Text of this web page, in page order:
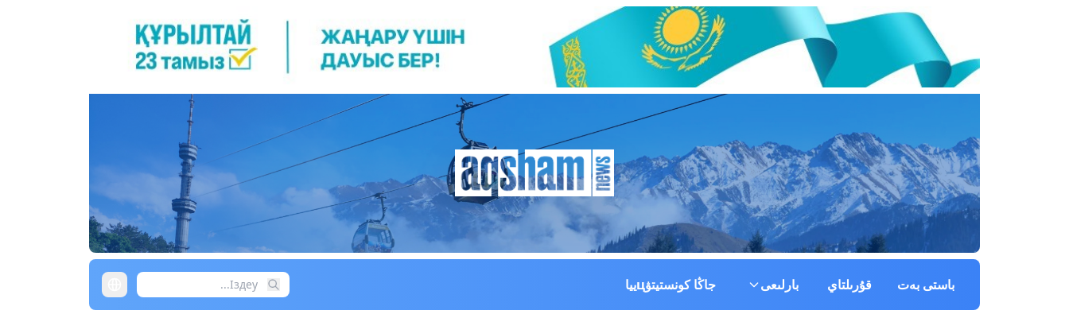
باستى بەت قۇرىلتاي بارلىعى جاڭا كونستيتۋцييا